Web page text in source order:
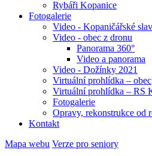
Rybáři Kopanice
Fotogalerie
Video - Kopaničářské
Video - obec z dronu
Panorama 360°
Video a panorama
Video - Dožínky 2021
Virtuální prohlídka – obec
Virtuální prohlídka – RS
Fotogalerie
Opravy, rekonstrukce od
Kontakt
Mapa webu Verze pro seniory